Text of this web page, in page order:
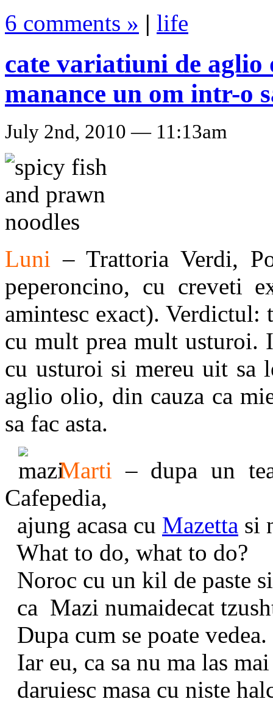
6 comments » | life
cate variatiuni de aglio
manance un om intr-o
July 2nd, 2010 — 11:13am
Luni – Trattoria Verdi,
peperoncino, cu creveti
amintesc exact). Verdictul:
cu mult prea mult usturoi.
cu usturoi si mereu uit sa
aglio olio, din cauza ca
sa fac asta.
Marti – dupa un
Cafepedia,
ajung acasa cu Mazetta si
What to do, what to do?
Noroc cu un kil de paste
ca Mazi numaidecat
Dupa cum se poate vedea.
Iar eu, ca sa nu ma las
daruiesc masa cu niste